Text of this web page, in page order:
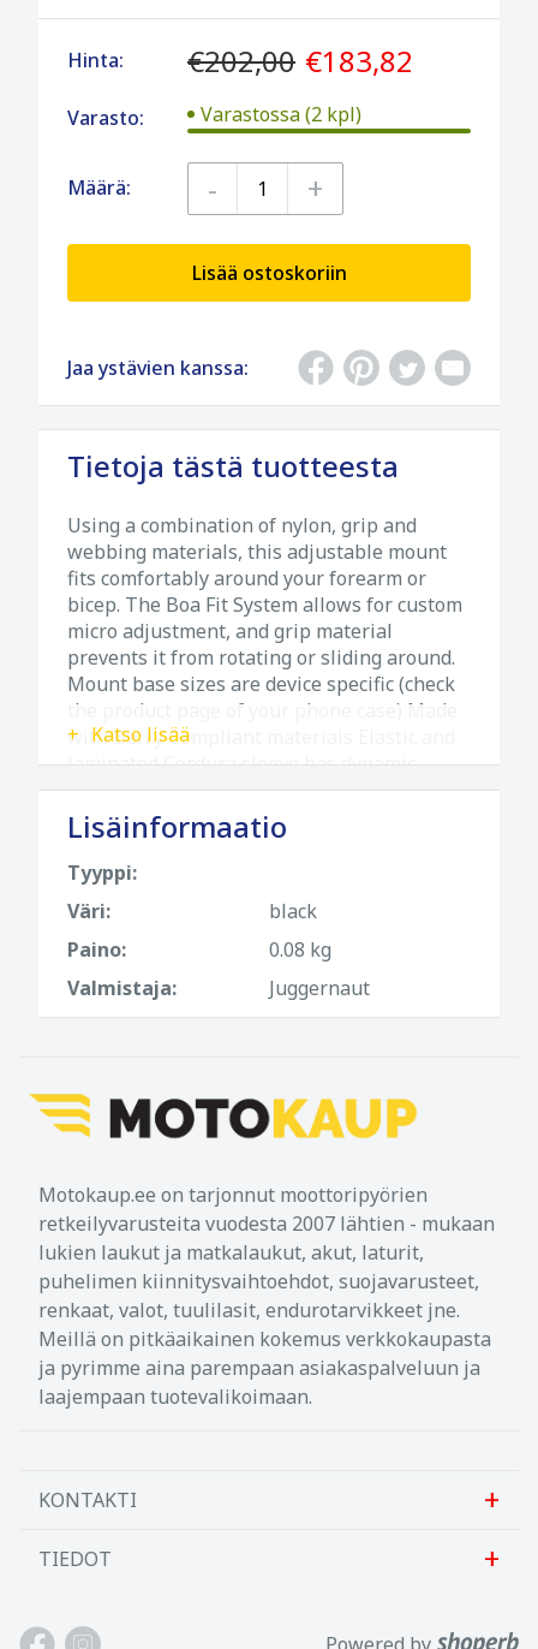
Hinta: €202,00 €183,82
Varasto: Varastossa (2 kpl)
Määrä: - +
Lisää ostoskoriin
Jaa ystävien kanssa:
Tietoja tästä tuotteesta
Using a combination of nylon, grip and
webbing materials, this adjustable mount
fits comfortably around your forearm or
bicep. The Boa Fit System allows for custom
micro adjustment, and grip material
prevents it from rotating or sliding around.
Mount base sizes are device specific (check
the product page of your phone case) Made
with Berry Compliant materials Elastic and
laminated Cordura sleeve has dynamic
stretch for macro adjustment and one-size-
fits-all Utilizes Boa Fit System for secure
micro-adjustment Snag-free tunnel design
for routing Boa Fit System laces Fit ranges
Designed, engineered and packaged in the
USA from global components
Katso lisää
Lisäinformaatio
Tyyppi:
Väri:
black
Paino:
0.08 kg
Valmistaja:
Juggernaut
Motokaup.ee on tarjonnut moottoripyörien
retkeilyvarusteita vuodesta 2007 lähtien - mukaan
lukien laukut ja matkalaukut, akut, laturit,
puhelimen kiinnitysvaihtoehdot, suojavarusteet,
renkaat, valot, tuulilasit, endurotarvikkeet jne.
Meillä on pitkäaikainen kokemus verkkokaupasta
ja pyrimme aina parempaan asiakaspalveluun ja
laajempaan tuotevalikoimaan.
KONTAKTI
Sanlab OÜ
TIEDOT
Meistä